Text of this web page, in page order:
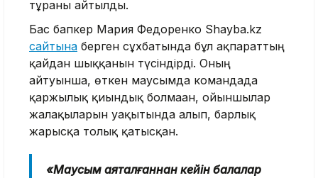
тұрғаны айтылды.
Бас бапкер Мария Федоренко Shayba.kz
сайтына берген сұхбатында бұл ақпараттың
қайдан шыққанын түсіндірді. Оның
айтуынша, өткен маусымда командада
қаржылық қиындық болмаған, ойыншылар
жалақыларын уақытында алып, барлық
жарысқа толық қатысқан.
«Маусым аяқталғаннан кейін балалар